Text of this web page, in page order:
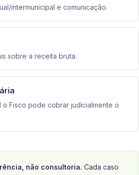
intermunicipal e comunicação.
sobre a receita bruta.
Fisco pode cobrar judicialmente o
não consultoria. Cada caso